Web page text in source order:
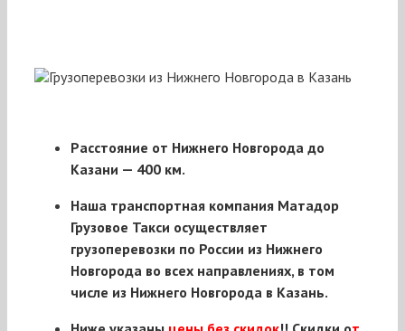
Расстояние от Нижнего Новгорода до
Казани — 400 км.
Наша транспортная компания Матадор
Грузовое Такси осуществляет
грузоперевозки по России из Нижнего
Новгорода во всех направлениях, в том
числе из Нижнего Новгорода в Казань.